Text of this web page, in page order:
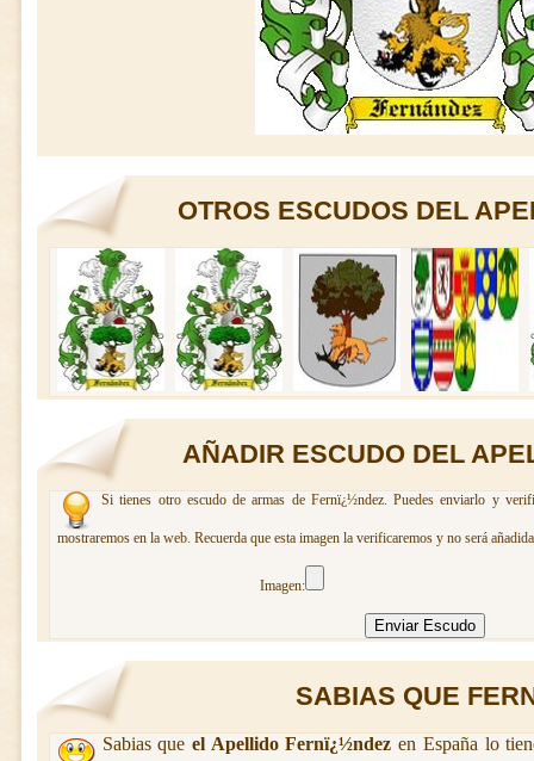
OTROS ESCUDOS DEL
AÑADIR ESCUDO DEL
Si tienes otro escudo de armas de Fernï¿½ndez. Puedes enviarlo y
mostraremos en la web. Recuerda que esta imagen la verificaremos y no será
Imagen:
SABIAS QUE
Sabias queel Apellido Fernï¿½ndez en España lo